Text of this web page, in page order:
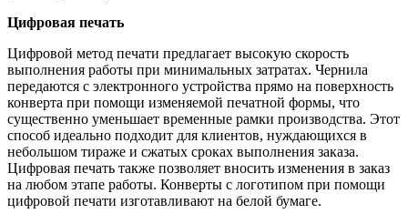
Цифровая печать
Цифровой метод печати предлагает высокую скорость
выполнения работы при минимальных затратах. Чернила
передаются с электронного устройства прямо на поверхность
конверта при помощи изменяемой печатной формы, что
существенно уменьшает временные рамки производства. Этот
способ идеально подходит для клиентов, нуждающихся в
небольшом тираже и сжатых сроках выполнения заказа.
Цифровая печать также позволяет вносить изменения в заказ
на любом этапе работы. Конверты с логотипом при помощи
цифровой печати изготавливают на белой бумаге.